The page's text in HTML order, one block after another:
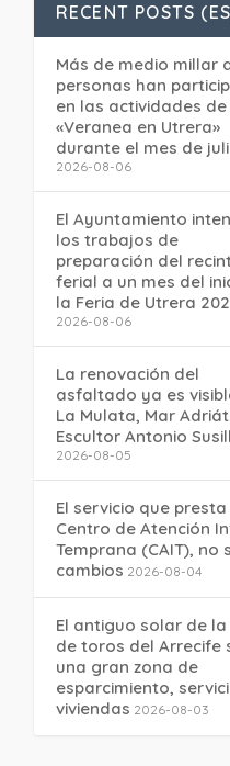
RECENT POSTS
Más de medio millar
personas han
en las actividades de
«Veranea en Utrera»
durante el mes de
2026-08-06
El Ayuntamiento
los trabajos de
preparación del
ferial a un mes del
la Feria de Utrera
2026-08-06
La renovación del
asfaltado ya es
La Mulata, Mar
Escultor Antonio
2026-08-05
El servicio que presta
Centro de Atención
Temprana (CAIT), no
cambios 2026-08-04
El antiguo solar de la
de toros del Arrecife
una gran zona de
esparcimiento,
viviendas 2026-08-03